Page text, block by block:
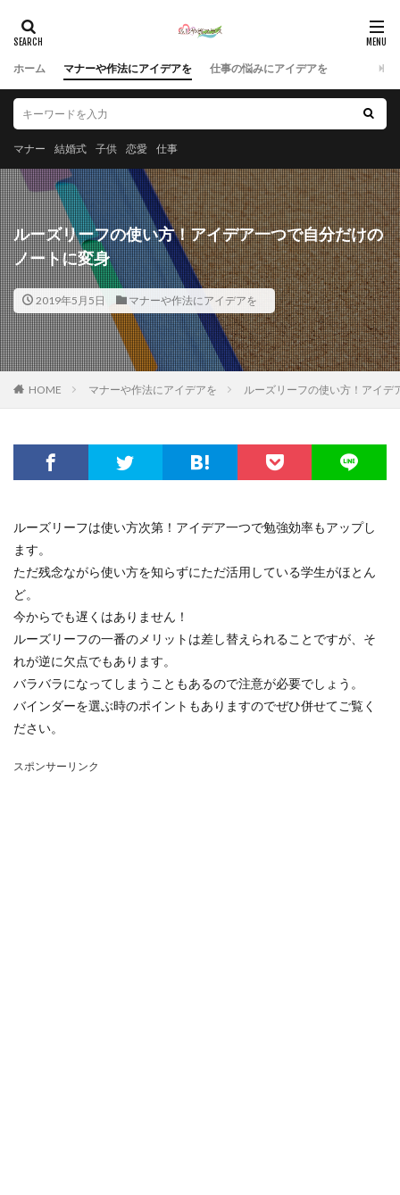
ホーム マナーや作法にアイデアを 仕事の悩みにアイデアを
マナー 結婚式 子供 恋愛 仕事
ルーズリーフの使い方！アイデア一つで自分だけの
ノートに変身
2019年5月5日 マナーや作法にアイデアを
HOME マナーや作法にアイデアを ルーズリーフの使い方！アイデ
ルーズリーフは使い方次第！アイデア一つで勉強効率もアップし
ます。
ただ残念ながら使い方を知らずにただ活用している学生がほとん
ど。
今からでも遅くはありません！
ルーズリーフの一番のメリットは差し替えられることですが、そ
れが逆に欠点でもあります。
バラバラになってしまうこともあるので注意が必要でしょう。
バインダーを選ぶ時のポイントもありますのでぜひ併せてご覧く
ださい。
スポンサーリンク